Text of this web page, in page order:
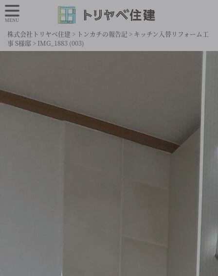
株式会社トリヤベ住建 > トンカチの報告記 > キッチン入替リフォーム工
事 S様邸 > IMG_1883 (003)
MENU